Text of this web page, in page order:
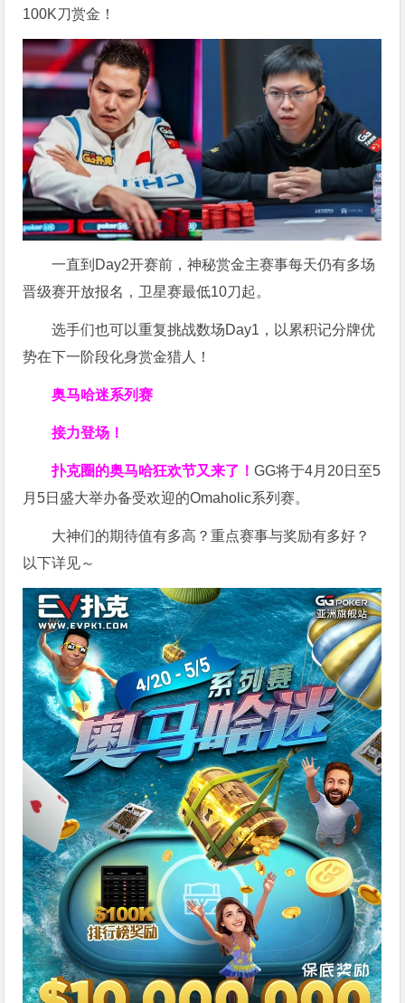
100K刀赏金！
一直到Day2开赛前，神秘赏金主赛事每天仍有多场
晋级赛开放报名，卫星赛最低10刀起。
选手们也可以重复挑战数场Day1，以累积记分牌优
势在下一阶段化身赏金猎人！
奥马哈迷系列赛
接力登场！
扑克圈的奥马哈狂欢节又来了！GG将于4月20日至5
月5日盛大举办备受欢迎的Omaholic系列赛。
大神们的期待值有多高？重点赛事与奖励有多好？
以下详见～